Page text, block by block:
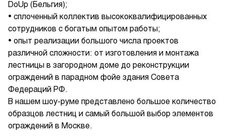
DoUp (Бельгия);
• сплоченный коллектив высококвалифицированных
сотрудников с богатым опытом работы;
• опыт реализации большого числа проектов
различной сложности: от изготовления и монтажа
лестницы в загородном доме до реконструкции
ограждений в парадном фойе здания Совета
Федераций РФ.
В нашем шоу-руме представлено большое количество
образцов лестниц и самый большой выбор элементов
ограждений в Москве.